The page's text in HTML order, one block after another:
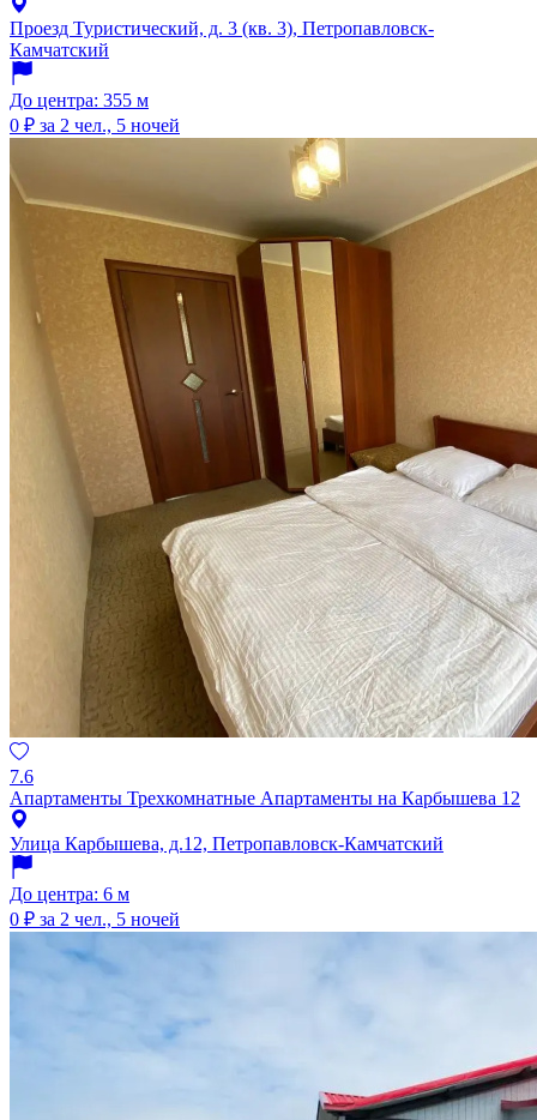
Проезд Туристический, д. 3 (кв. 3), Петропавловск-
Камчатский
До центра: 355 м
0 ₽ за 2 чел., 5 ночей
7.6
Апартаменты Трехкомнатные Апартаменты на Карбышева 12
Улица Карбышева, д.12, Петропавловск-Камчатский
До центра: 6 м
0 ₽ за 2 чел., 5 ночей